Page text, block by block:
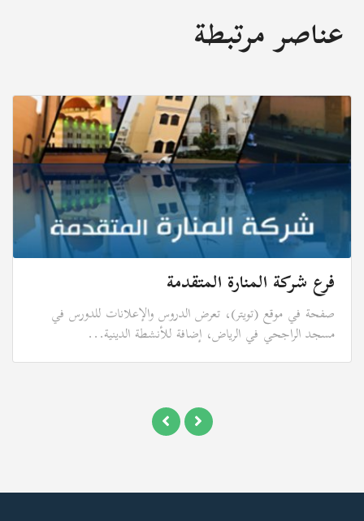
عناصر مرتبطة
فرع شركة المنارة المتقدمة
صفحة في موقع (تويتر)، تعرض الدروس والإعلانات للدورس في
مسجد الراجحي في الرياض، إضافة للأنشطة الدينية...